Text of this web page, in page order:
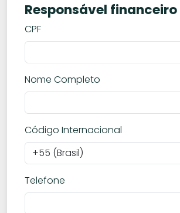
Responsável financeiro
CPF
Nome Completo
Código Internacional
Telefone